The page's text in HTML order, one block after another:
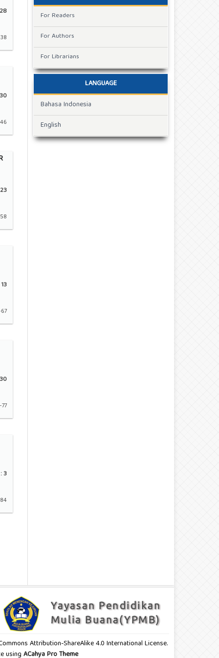
13
3
For Readers
For Authors
For Librarians
LANGUAGE
Bahasa Indonesia
English
Attribution-ShareAlike 4.0 International License.
using ACahya Pro Theme